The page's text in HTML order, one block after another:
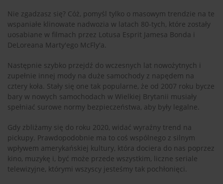
Nie zgadzasz się? Cóż, pomyśl tylko o masowym trendzie na te
wspaniałe klinowate nadwozia w latach 80-tych, które zostały
uosabiane w filmach przez Lotusa Esprit Jamesa Bonda i
DeLoreana Marty'ego McFly'a.
Następnie szybko przejdź do wczesnych lat nowożytnych i
zupełnie innej mody na duże samochody z napędem na
cztery koła. Stały się one tak popularne, że od 2007 roku bycze
bary w nowych samochodach w Wielkiej Brytanii musiały
spełniać surowe normy bezpieczeństwa, aby były legalne.
Gdy zbliżamy się do roku 2020, widać wyraźny trend na
pickupy. Prawdopodobnie ma to coś wspólnego z silnym
wpływem amerykańskiej kultury, która dociera do nas poprzez
kino, muzykę i, być może przede wszystkim, liczne seriale
telewizyjne, którymi wszyscy jesteśmy tak pochłonięci.